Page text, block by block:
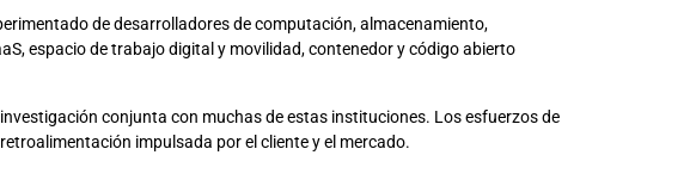
de desarrolladores de computación, almacenamiento,
espacio de trabajo digital y movilidad, contenedor y código abierto
conjunta con muchas de estas instituciones. Los esfuerzos de
impulsada por el cliente y el mercado.